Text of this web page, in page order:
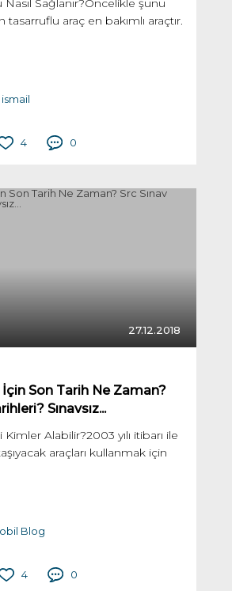
Nasıl Sağlanır?Öncelikle şunu
araç en bakımlı araçtır.
4 0
27.12.2018
İçin Son Tarih Ne Zaman?
Sınavsız...
Alabilir?2003 yılı itibarı ile
araçları kullanmak için
Blog
4 0